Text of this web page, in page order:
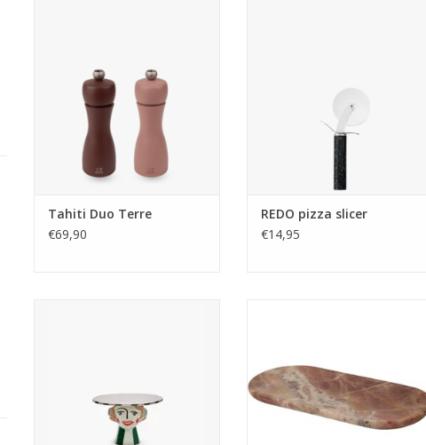
caractérise par ses couleurs
terre stylées et raffinées. Les
moulins sont fabriqués en France
et construits à partir de bois de
hêtre issu de forêts locales
certifiées PEFC. Ils sont finis ave
Tahiti Duo Terre
€69,90
tranchez votre pizza sans effort.
Le manche en plastique recyclé à
98 %, fabriqué à partir
d'emballages usa
AJOUTER AU PANIER
REDO pizza slicer
€14,95
sculptural en forme de totem
transforme un gâteau ou un plat
en une pièce maîtresse ludique,